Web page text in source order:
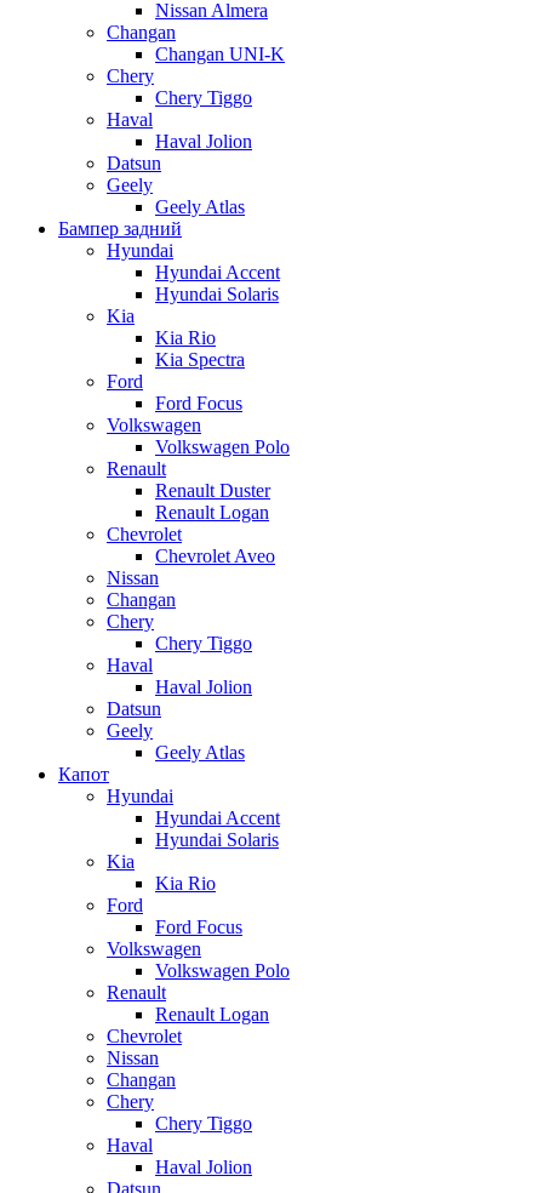
Nissan Almera
Changan
Changan UNI-K
Chery
Chery Tiggo
Haval
Haval Jolion
Datsun
Geely
Geely Atlas
Бампер задний
Hyundai
Hyundai Accent
Hyundai Solaris
Kia
Kia Rio
Kia Spectra
Ford
Ford Focus
Volkswagen
Volkswagen Polo
Renault
Renault Duster
Renault Logan
Chevrolet
Chevrolet Aveo
Nissan
Changan
Chery
Chery Tiggo
Haval
Haval Jolion
Datsun
Geely
Geely Atlas
Капот
Hyundai
Hyundai Accent
Hyundai Solaris
Kia
Kia Rio
Ford
Ford Focus
Volkswagen
Volkswagen Polo
Renault
Renault Logan
Chevrolet
Nissan
Changan
Chery
Chery Tiggo
Haval
Haval Jolion
Datsun